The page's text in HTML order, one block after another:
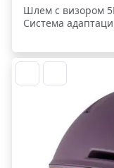
Шлем с визором
Система